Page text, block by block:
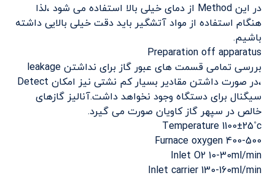
در این Method از دمای خیلی بالا استفاده می شود ،لذا
هنگام استفاده از مواد آتشگیر باید دقت خیلی بالایی داشته
باشیم.
Preparation off apparatus
بررسی تمامی قسمت های عبور گاز برای نداشتن leakage
،در صورت داشتن مقادیر بسیار کم نشتی نیز امکان Detect
سیگنال برای دستگاه وجود نخواهد داشت.آنالیز گازهای
خالص در سپهر گاز کاویان صورت می گیرد.
Temperature 1100±25˚c
Furnace oxygen 400-500
Inlet O2 10-30ml/min
Inlet carrier 130-160ml/min